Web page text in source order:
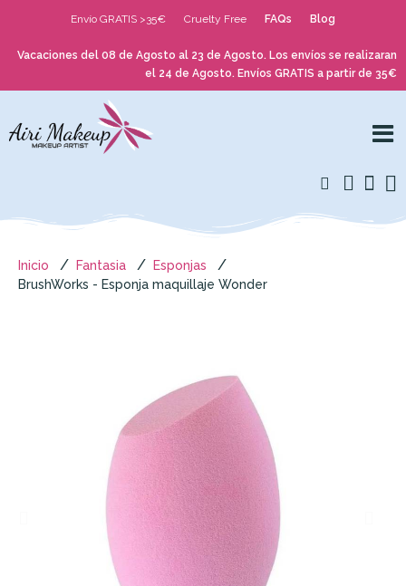
Envío GRATIS >35€ Cruelty Free FAQs Blog
Vacaciones del 08 de Agosto al 23 de Agosto. Los envíos se realizaran
el 24 de Agosto. Envíos GRATIS a partir de 35€
Inicio Fantasia
Esponjas
BrushWorks - Esponja maquillaje Wonder